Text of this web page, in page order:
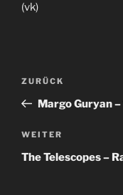
(vk)
Vorheriger
Beitrag
ZURÜCK
Margo Guryan
Nächster
Beitrag
WEITER
The Telescopes –